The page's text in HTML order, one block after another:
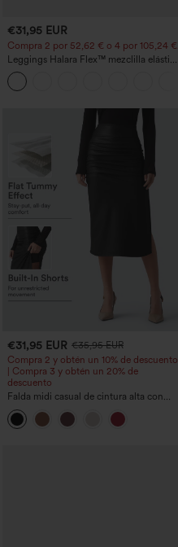
€31,95 EUR
Compra 2 por 52,62 € o 4 por 105,24 €.
Leggings Halara Flex™ mezclilla elástico
bolsillo lateral trasero tiro alto
€31,95 EUR €35,95 EUR
Compra 2 y obtén un 10% de descuento
| Compra 3 y obtén un 20% de
descuento
Falda midi casual de cintura alta con
control abdominal, fruncida, bajo curvo,
2 en 1 en forro polar y PU